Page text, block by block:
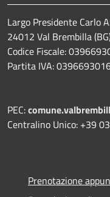
Largo Presidente Carlo
24012 Val Brembilla
Codice Fiscale:
Partita IVA:
PEC:
Centralino Unico: +39
Prenotazione